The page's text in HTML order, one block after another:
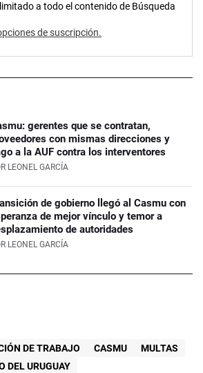
a todo el contenido de Búsqueda
de suscripción.
gerentes que se contratan,
con mismas direcciones y
a la AUF contra los interventores
LEONEL GARCÍA
de gobierno llegó al Casmu con
de mejor vínculo y temor a
de autoridades
LEONEL GARCÍA
DE TRABAJO CASMU
MULTAS
DEL URUGUAY